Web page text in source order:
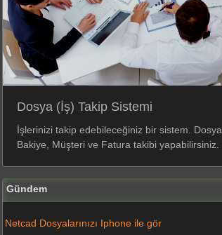
Dosya (İş) Takip Sistemi
İşlerinizi takip edebileceğiniz bir sistem. Dosya,
Bakiye, Müşteri ve Fatura takibi yapabilirsiniz.
Gündem
Netcad Dosyalarınızı Iphone ile gör